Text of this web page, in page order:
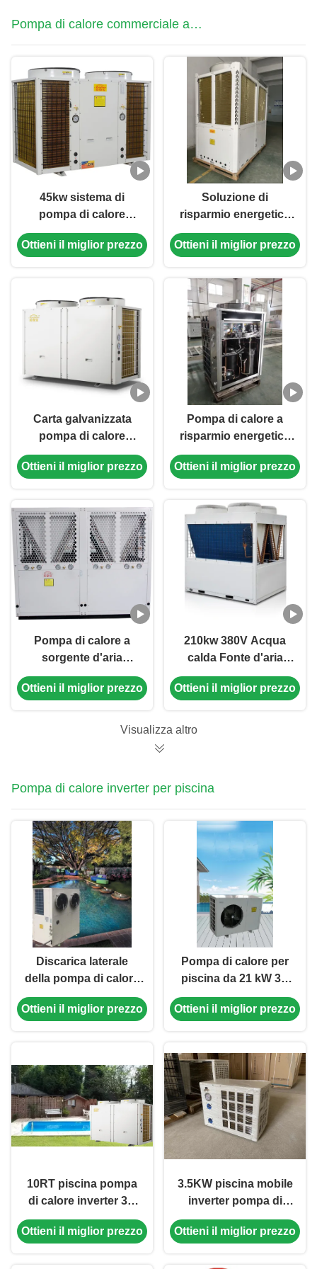
Pompa di calore commerciale a
sorgente d'aria
45kw sistema di
pompa di calore
commerciale ad aria
alta efficienza per la
Ottieni il miglior prezzo
Soluzione di
risparmio energetico
180 kW 380 V pompa
di calore ad aria per le
riscaldamento su
larga scala
Ottieni il miglior prezzo
Carta galvanizzata
pompa di calore
commerciale a fonte
d'aria da 36 kW per la
Ottieni il miglior prezzo
Pompa di calore a
risparmio energetico
commerciale a
sorgente d'aria 20 kW
Ottieni il miglior prezzo
Pompa di calore a
sorgente d'aria
commerciale OEM
ODM 160KW
Ottieni il miglior prezzo
210kw 380V Acqua
calda Fonte d'aria
Pompa di calore
Commerciale Basso
Ottieni il miglior prezzo
Visualizza altro
Pompa di calore inverter per piscina
Discarica laterale
della pompa di calore
inverter della piscina
ad alta potenza da 35
Ottieni il miglior prezzo
Pompa di calore per
piscina da 21 kW 3P
380V 50Hz Invertitore
Pompa di calore a
Ottieni il miglior prezzo
10RT piscina pompa
di calore inverter 3N
380V 50Hz
alimentazione
Ottieni il miglior prezzo
3.5KW piscina mobile
inverter pompa di
calore a sorgente
d'aria anticorrosione
Ottieni il miglior prezzo